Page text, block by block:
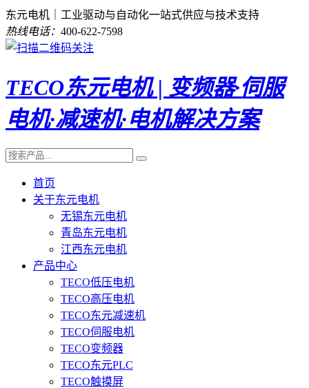
东元电机｜工业驱动与自动化一站式供应与技术支持
热线电话： 400-622-7598
TECO东元电机 | 变频器·伺服
电机·减速机·电机解决方案
首页
关于东元电机
无锡东元电机
青岛东元电机
江西东元电机
产品中心
TECO低压电机
TECO高压电机
TECO东元减速机
TECO伺服电机
TECO变频器
TECO东元PLC
TECO触摸屏